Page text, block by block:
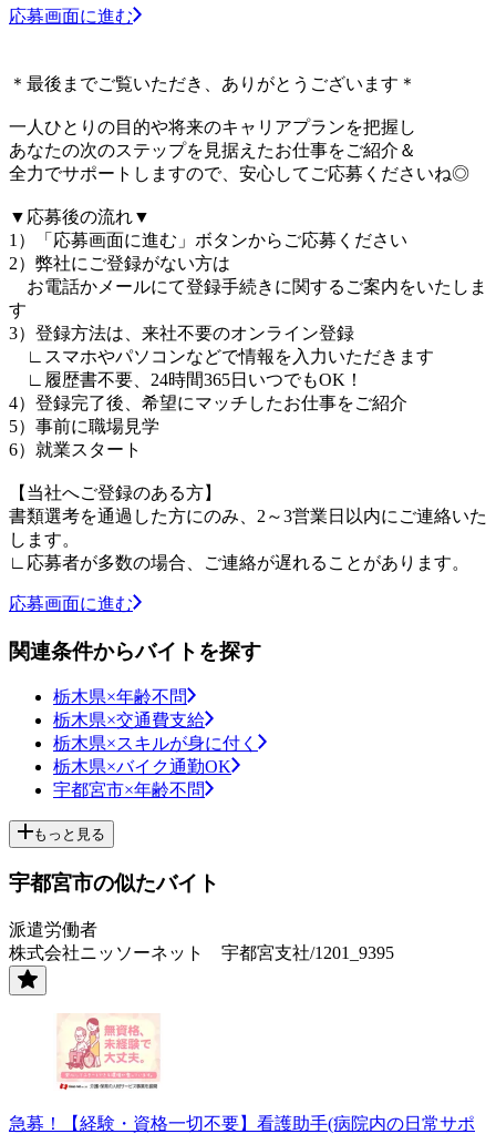
応募画面に進む
＊最後までご覧いただき、ありがとうございます＊
一人ひとりの目的や将来のキャリアプランを把握し
あなたの次のステップを見据えたお仕事をご紹介＆
全力でサポートしますので、安心してご応募くださいね◎
▼応募後の流れ▼
1）「応募画面に進む」ボタンからご応募ください
2）弊社にご登録がない方は
お電話かメールにて登録手続きに関するご案内をいたしま
す
3）登録方法は、来社不要のオンライン登録
∟スマホやパソコンなどで情報を入力いただきます
∟履歴書不要、24時間365日いつでもOK！
4）登録完了後、希望にマッチしたお仕事をご紹介
5）事前に職場見学
6）就業スタート
【当社へご登録のある方】
書類選考を通過した方にのみ、2～3営業日以内にご連絡いた
します。
∟応募者が多数の場合、ご連絡が遅れることがあります。
応募画面に進む
関連条件からバイトを探す
栃木県×年齢不問
栃木県×交通費支給
栃木県×スキルが身に付く
栃木県×バイク通勤OK
宇都宮市×年齢不問
もっと見る
宇都宮市の似たバイト
派遣労働者
株式会社ニッソーネット 宇都宮支社/1201_9395
急募！【経験・資格一切不要】看護助手(病院内の日常サポ